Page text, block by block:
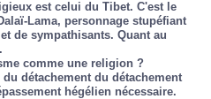
est celui du Tibet. C'est le
Lama, personnage stupéfiant
de sympathisants. Quant au
comme une religion ?
détachement du détachement
hégélien nécessaire.